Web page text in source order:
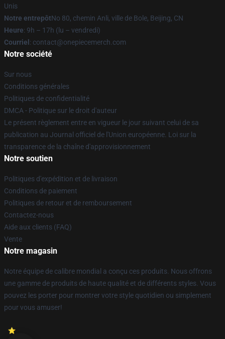
Unis
Notre entrepôtNo 80, chemin Anli, ville de Bole, Beijing, CN
Heure: 9h – 17h (lu – vendredi)
Courriel : contact@onepiecemerch.com
Notre société
Sur nous
Conditions générales
Politiques de confidentialité
DMCA - Politique sur le droit d'auteur
Le présent règlement entre en vigueur le jour suivant celui de sa
publication au Journal officiel de l'Union européenne. Loi sur la
transparence de la chaîne d'approvisionnement
Notre soutien
Politiques d'expédition et de livraison
Conditions de paiement
Politiques de retour et de remboursement
Contactez-nous
Aide aux clients (FAQ)
Vente
Notre magasin
Notre équipe de calibre mondial a conçu ces produits. Nous offrons
une gamme de produits de haute qualité et de différents styles. Vous
pouvez les porter pour montrer votre style quotidien ou simplement
pour vous amuser!